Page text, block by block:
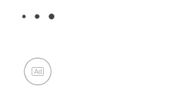
Ad